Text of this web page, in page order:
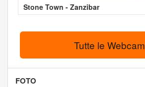
Stone Town - Zanzibar
Tutte le Webcam
FOTO